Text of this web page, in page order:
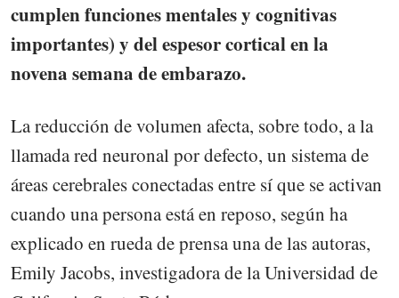
cumplen funciones mentales y cognitivas
importantes) y del espesor cortical en la
novena semana de embarazo.
La reducción de volumen afecta, sobre todo, a la
llamada red neuronal por defecto, un sistema de
áreas cerebrales conectadas entre sí que se activan
cuando una persona está en reposo, según ha
explicado en rueda de prensa una de las autoras,
Emily Jacobs, investigadora de la Universidad de